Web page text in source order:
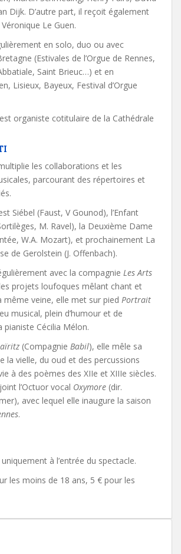
Dijk. D’autre part, il reçoit également
Le Guen.
en solo, duo ou avec
(Estivales de l’Orgue de Rennes,
Saint Brieuc…) et en
Lisieux, Bayeux, Festival d’Orgue
organiste cotitulaire de la Cathédrale
les collaborations et les
parcourant des répertoires et
Siébel (Faust, V Gounod), l’Enfant
M. Ravel), la Deuxième Dame
W.A. Mozart), et prochainement La
de Gerolstein (J. Offenbach).
avec la compagnie Les Arts
projets loufoques mêlant chant et
même veine, elle met sur pied Portrait
musical, plein d’humour et de
pianiste Cécilia Mélon.
(Compagnie Babil), elle mêle sa
la vielle, du oud et des percussions
à des poèmes des XIIe et XIIIe siècles.
l’Octuor vocal Oxymore (dir.
avec lequel elle inaugure la saison
.
à l’entrée du spectacle.
les moins de 18 ans, 5 € pour les